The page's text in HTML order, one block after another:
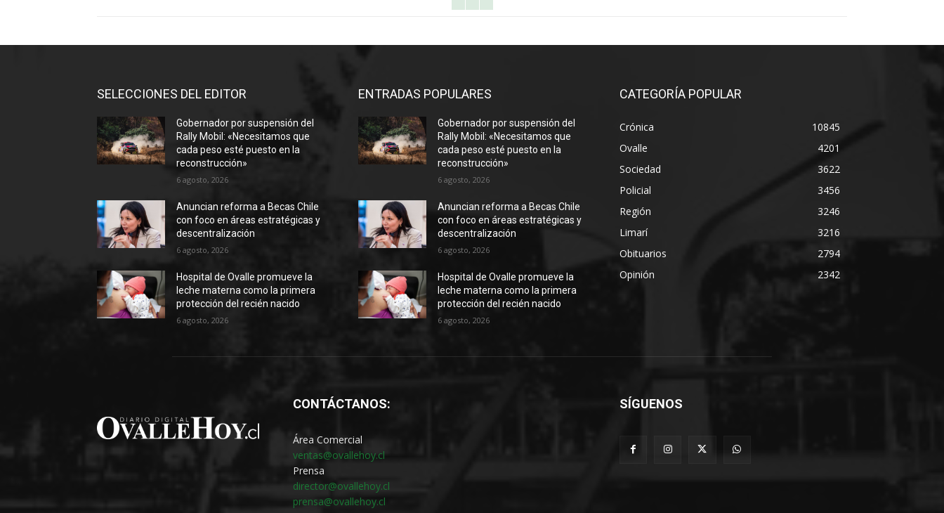
SELECCIONES DEL EDITOR
Gobernador por suspensión del
Rally Mobil: «Necesitamos que
cada peso esté puesto en la
reconstrucción»
6 agosto, 2026
Anuncian reforma a Becas Chile
con foco en áreas estratégicas y
descentralización
6 agosto, 2026
Hospital de Ovalle promueve la
leche materna como la primera
protección del recién nacido
6 agosto, 2026
ENTRADAS POPULARES
Gobernador por suspensión del
Rally Mobil: «Necesitamos que
cada peso esté puesto en la
reconstrucción»
6 agosto, 2026
Anuncian reforma a Becas Chile
con foco en áreas estratégicas y
descentralización
6 agosto, 2026
Hospital de Ovalle promueve la
leche materna como la primera
protección del recién nacido
6 agosto, 2026
CATEGORÍA POPULAR
Crónica
10845
Ovalle
4201
Sociedad
3622
Policial
3456
Región
3246
Limarí
3216
Obituarios
2794
Opinión
2342
CONTÁCTANOS:
Área Comercial
ventas@ovallehoy.cl
Prensa
director@ovallehoy.cl
prensa@ovallehoy.cl
SÍGUENOS